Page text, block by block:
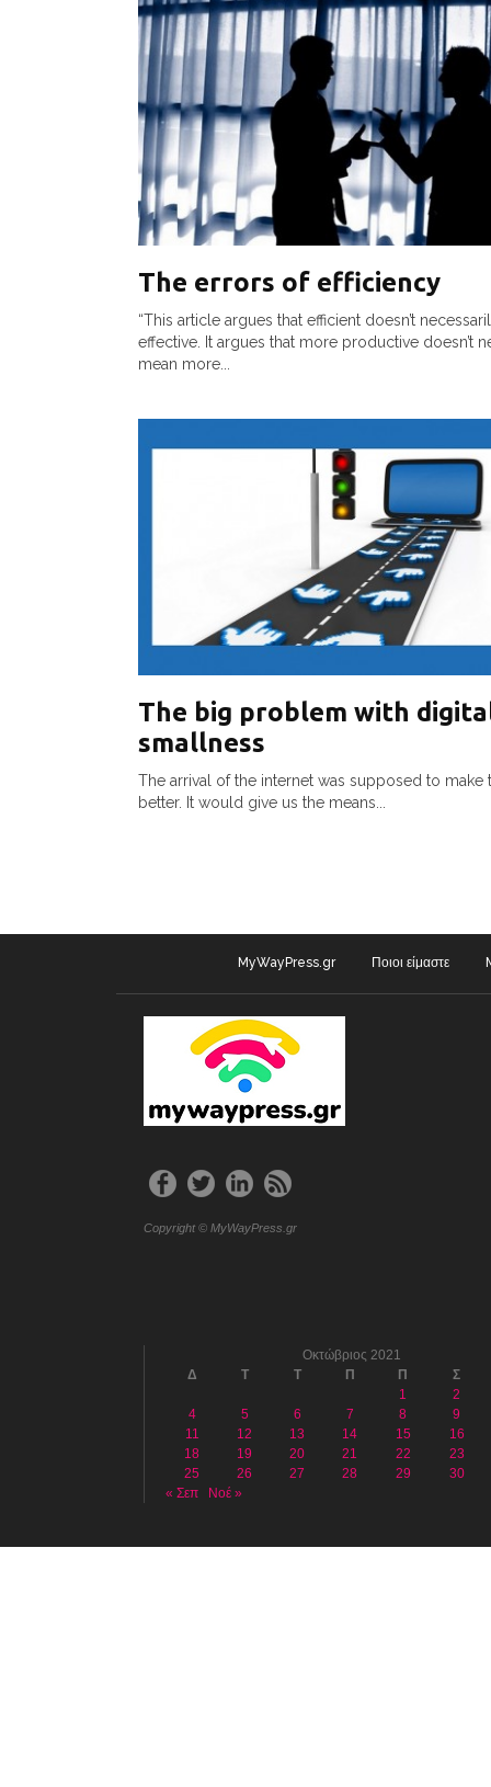
The errors of efficiency
“This article argues that efficient doesn’t
effective. It argues that more productive doesn’t
mean more...
The big problem with
smallness
The arrival of the internet was supposed to make
better. It would give us the means...
MyWayPress.gr Ποιοι είμαστε
Copyright © MyWayPress.gr
Οκτώβριος 2021
Δ
Τ Τ Π Π
Σ
1
2
4
5 6 7 8
9
11
12 13 14 15
16
18
19 20 21 22
23
25
26 27 28 29
30
« Σεπ
Νοέ »